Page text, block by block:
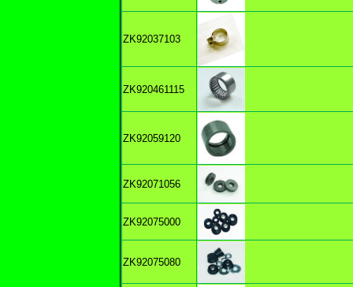
ZK92037103
ZK920461115
ZK92059120
ZK92071056
ZK92075000
ZK92075080